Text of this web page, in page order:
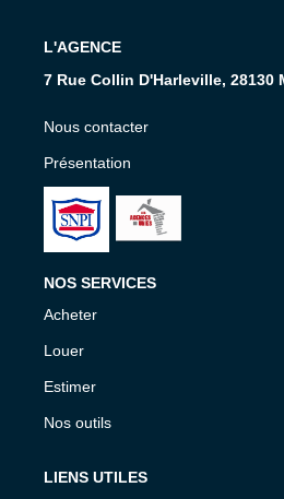
L'AGENCE
7 Rue Collin D'Harleville, 28130
Nous contacter
Présentation
NOS SERVICES
Acheter
Louer
Estimer
Nos outils
LIENS UTILES